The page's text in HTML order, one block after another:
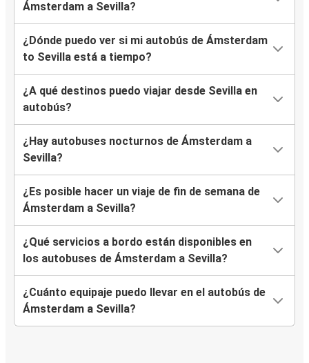
Ámsterdam a Sevilla?
¿Dónde puedo ver si mi autobús de Ámsterdam
to Sevilla está a tiempo?
¿A qué destinos puedo viajar desde Sevilla en
autobús?
¿Hay autobuses nocturnos de Ámsterdam a
Sevilla?
¿Es posible hacer un viaje de fin de semana de
Ámsterdam a Sevilla?
¿Qué servicios a bordo están disponibles en
los autobuses de Ámsterdam a Sevilla?
¿Cuánto equipaje puedo llevar en el autobús de
Ámsterdam a Sevilla?